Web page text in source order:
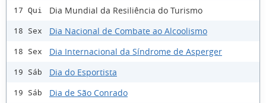
17 Qui Dia Mundial da Resiliência do Turismo
18 Sex Dia Nacional de Combate ao Alcoolismo
18 Sex Dia Internacional da Síndrome de Asperger
19 Sáb Dia do Esportista
19 Sáb Dia de São Conrado